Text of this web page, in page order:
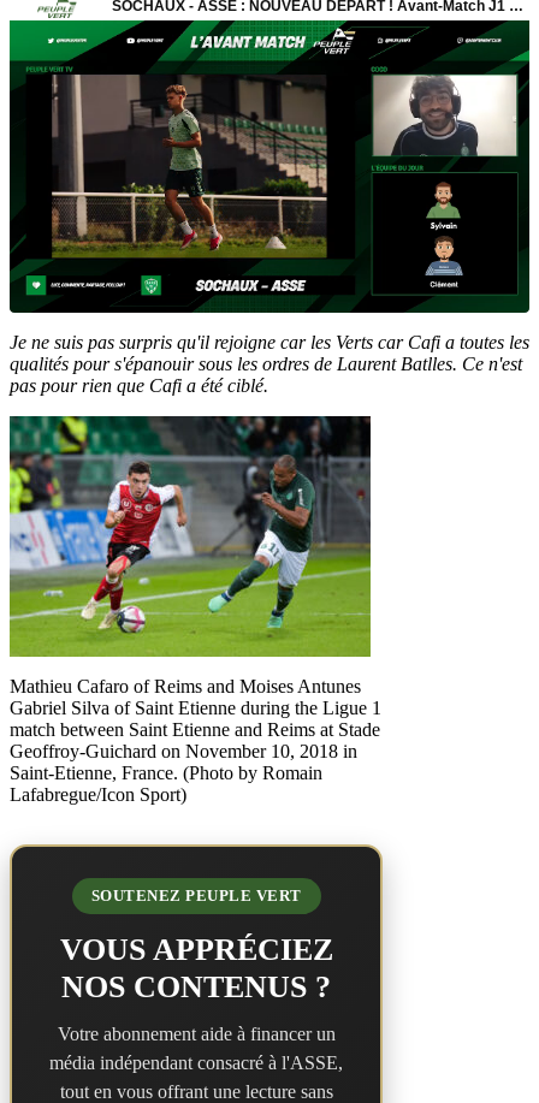
Je ne suis pas surpris qu'il rejoigne car les Verts car Cafi a toutes les
qualités pour s'épanouir sous les ordres de Laurent Batlles. Ce n'est
pas pour rien que Cafi a été ciblé.
Mathieu Cafaro of Reims and Moises Antunes
Gabriel Silva of Saint Etienne during the Ligue 1
match between Saint Etienne and Reims at Stade
Geoffroy-Guichard on November 10, 2018 in
Saint-Etienne, France. (Photo by Romain
Lafabregue/Icon Sport)
SOUTENEZ PEUPLE VERT
VOUS APPRÉCIEZ
NOS CONTENUS ?
Votre abonnement aide à financer un
média indépendant consacré à l'ASSE,
tout en vous offrant une lecture sans